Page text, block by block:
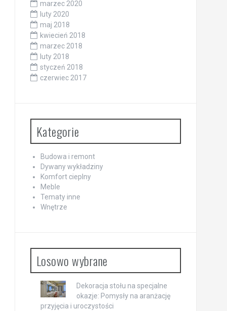
marzec 2020
luty 2020
maj 2018
kwiecień 2018
marzec 2018
luty 2018
styczeń 2018
czerwiec 2017
Kategorie
Budowa i remont
Dywany wykładziny
Komfort cieplny
Meble
Tematy inne
Wnętrze
Losowo wybrane
Dekoracja stołu na specjalne
okazje: Pomysły na aranżację
przyjęcia i uroczystości